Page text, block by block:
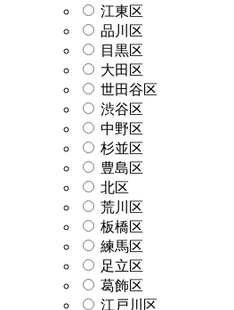
江東区
品川区
目黒区
大田区
世田谷区
渋谷区
中野区
杉並区
豊島区
北区
荒川区
板橋区
練馬区
足立区
葛飾区
江戸川区